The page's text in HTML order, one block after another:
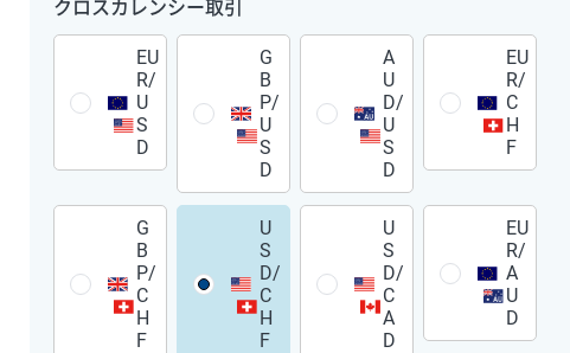
クロスカレンシー取引
EU
R/
U
S
D
G
B
P/
U
S
D
A
U
D/
U
S
D
EU
R/
C
H
F
G
B
P/
C
H
F
U
S
D/
C
H
F
U
S
D/
C
A
D
EU
R/
A
U
D